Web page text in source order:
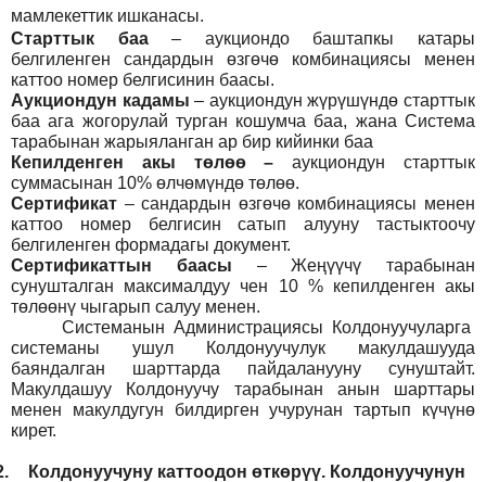
мамлекеттик ишканасы.
Старттык баа– аукциондо баштапкы катары
белгиленген сандардын өзгөчө комбинациясы менен
каттоо номер белгисинин баасы.
Аукциондун кадамы – аукциондун жүрүшүндө старттык
баа ага жогорулай турган кошумча баа, жана Система
тарабынан жарыяланган ар бир кийинки баа
Кепилденген акы төлөө
–аукциондун старттык
суммасынан 10% өлчөмүндө төлөө.
Сертификат – сандардын өзгөчө комбинациясы менен
каттоо номер белгисин сатып алууну тастыктоочу
белгиленген формадагы документ.
Сертификаттын баасы – Жеңүүчү тарабынан
сунушталган максималдуу чен 10 % кепилденген акы
төлөөнү чыгарып салуу менен.
СистеманынАдминистрациясы Колдонуучуларга
системаны ушул Колдонуучулук макулдашууда
баяндалган шарттарда пайдаланууну сунуштайт.
Макулдашуу Колдонуучу тарабынан анын шарттары
менен макулдугун билдирген учурунан тартып күчүнө
кирет.
Колдонуучуну каттоодон өткөрүү. Колдонуучунун